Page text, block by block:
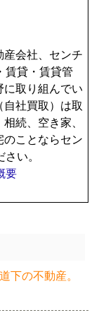
会社、センチ
賃貸・賃貸管
取り組んでい
社買取）は取
続、空き家、
ことならセン
い。
要
下の不動産。